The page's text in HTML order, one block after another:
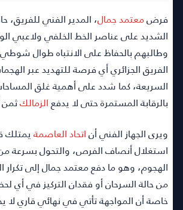
فرضمعتمد جمال، المدير الفني للفريق،
الشديد على عناصر الخط الخلفي ولاعبي
وطالبهم بالحفاظ على الانتباه طوال شوطي
الفريق الجزائري أي فرصة للتهديد عبر
السريعة، كما شدد على أهمية غلق المساحات
بالرقابة المستمرة حتى لا يدفعالزمالكثمن
ويرى الجهاز الفني أناتحاد العاصمةيمتلك
استغلال أنصاف الفرص، والتحول بسرعة من
الهجوم، وهو ما دفع معتمد جمال إلى تكرار
من حالة السرحان أو فقدان التركيز في أي
خاصة أن المواجهة تأتي في نهائي قاري لا